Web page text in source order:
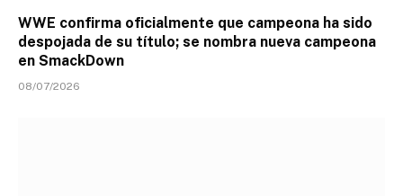
WWE confirma oficialmente que campeona ha sido
despojada de su título; se nombra nueva campeona
en SmackDown
08/07/2026